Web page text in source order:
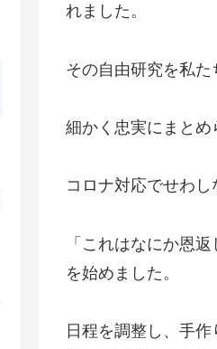
れました。
その自由研究を私
細かく忠実にまとめ
コロナ対応でせわし
「これはなにか恩
を始めました。
日程を調整し、手